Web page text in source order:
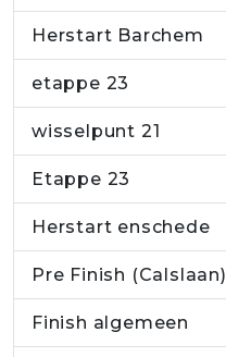
Herstart Barchem
etappe 23
wisselpunt 21
Etappe 23
Herstart enschede
Pre Finish (Calslaan)
Finish algemeen